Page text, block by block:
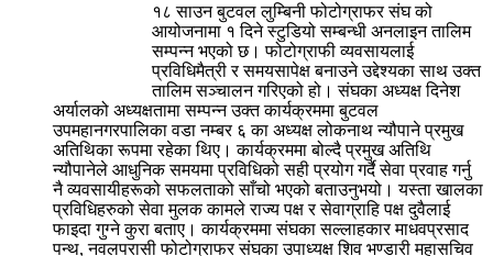
१८ साउन बुटवल लुम्बिनी फोटोग्राफर संघ को
आयोजनामा १ दिने स्टुडियो सम्बन्धी अनलाइन तालिम
सम्पन्न भएको छ। फोटोग्राफी व्यवसायलाई
प्रविधिमैत्री र समयसापेक्ष बनाउने उद्देश्यका साथ उक्त
तालिम सञ्चालन गरिएको हो। संघका अध्यक्ष दिनेश
अर्यालको अध्यक्षतामा सम्पन्न उक्त कार्यक्रममा बुटवल
उपमहानगरपालिका वडा नम्बर ६ का अध्यक्ष लोकनाथ न्यौपाने प्रमुख
अतिथिका रूपमा रहेका थिए। कार्यक्रममा बोल्दै प्रमुख अतिथि
न्यौपानेले आधुनिक समयमा प्रविधिको सही प्रयोग गर्दै सेवा प्रवाह गर्नु
नै व्यवसायीहरूको सफलताको साँचो भएको बताउनुभयो। यस्ता खालका
प्रविधिहरुको सेवा मुलक कामले राज्य पक्ष र सेवाग्राहि पक्ष दुवैलाई
फाइदा गुग्ने कुरा बताए। कार्यक्रममा संघका सल्लाहकार माधवप्रसाद
पन्थ, नवलपरासी फोटोग्राफर संघका उपाध्यक्ष शिव भण्डारी महासचिव